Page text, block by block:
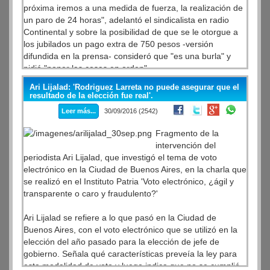
Según la denuncia, los empleados de Tecnópolis
trabajaron obligados para esa visita privada, que los
visitantes recibieron un 'catering especial', lo que
constituye 'el delito de malversación de fondos públicos' y
'peculado', informó el portal MinutoUno.com. La causa
recayó en la jueza federal de San Isidro, Sandra Arroyo
Salgado, con intervención del fiscal Fernando Domínguez.
ARBIA INFORMA:
próxima iremos a una medida de fuerza, la realización de
un paro de 24 horas", adelantó el sindicalista en radio
Continental y sobre la posibilidad de que se le otorgue a
los jubilados un pago extra de 750 pesos -versión
difundida en la prensa- consideró que "es una burla" y
pidió "poner las cosas en orden".
Representantes del Gobierno y de la CGT se reunieron el
jueves último en el ministerio de Trabajo y acordaron en
un acta avanzar durante 10 días en la búsqueda de una
solución a los reclamos gremiales, que en el documento
quedaron expresados en el pedido de un bono de fin de
año para trabajadores y jubilados y la exención de
Ganancias del medio aguinaldo de diciembre, entre otros
Al respecto, Schmid recordó que ese plazo se termina "el
martes o miércoles próximo".
"Nosotros les dejamos una agenda de reclamos donde el
bono es sólo una parte. Yo hablé con los otros miembros
del Consejo Directivo y la verdad, que si la oferta que va a
Ari Lijalad: 'Rodriguez Larreta no puede asegurar que el
resultado de la elección fue real'.
Leer más... 30/09/2016 (2542)
Fragmento de la
intervención del
periodista Ari Lijalad, que investigó el tema de voto
electrónico en la Ciudad de Buenos Aires, en la charla que
se realizó en el Instituto Patria 'Voto electrónico, ¿ágil y
transparente o caro y fraudulento?'
Ari Lijalad se refiere a lo que pasó en la Ciudad de
Buenos Aires, con el voto electrónico que se utilizó en la
elección del año pasado para la elección de jefe de
gobierno. Señala qué características preveía la ley para
esta modalidad de voto y luego indica que no se cumplió